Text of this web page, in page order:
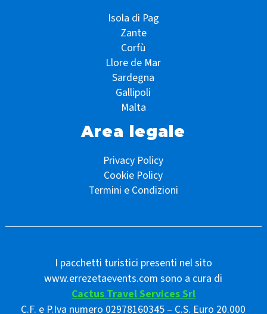
Isola di Pag
Zante
Corfù
Llore de Mar
Sardegna
Gallipoli
Malta
Area legale
Privacy Policy
Cookie Policy
Termini e Condizioni
I pacchetti turistici presenti nel sito
www.errezetaevents.com sono a cura di
Cactus Travel Services Srl
C.F. e P.Iva numero 02978160345 – C.S. Euro 20.000